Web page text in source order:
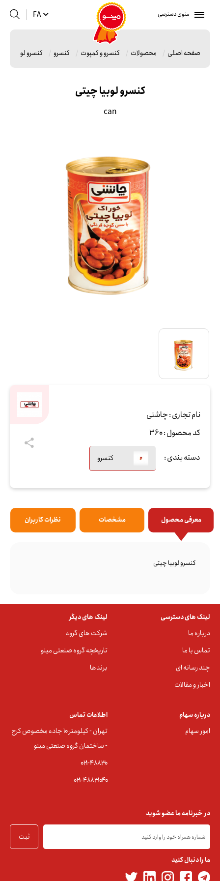
منوی دسترسی FA
صفحه اصلی محصولات کنسرو و کمپوت کنسرو کنسرو لوبیا
کنسرو لوبیا چیتی
can
نام تجاری :چاشنی
کد محصول :360
دسته بندی : کنسرو
معرفی محصول مشخصات نظرات کاربران
کنسرو لوبیا چیتی
لینک های دسترسی
درباره ما
تماس با ما
چند رسانه ای
اخبار و مقالات
لینک های دیگر
شرکت های گروه
تاریخچه گروه صنعتی مینو
برندها
درباره سهام
امور سهام
اطلاعات تماس
تهران - کیلومتر ۱۰ جاده مخصوص کرج
- ساختمان گروه صنعتی مینو
۰۲۱-۴۸۸۳0
۰۲۱-۴۸۸۳۱۰۴۰
در خبرنامه ما عضو شوید
ثبت
ما را دنبال کنید